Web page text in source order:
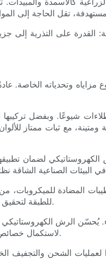
على التذرية إلى
مزاياه وتحدياته
شيوعًا. وبفضل
مع ثبات ممتاز
لضمان
المضادة للميكروبات،
للطبقة لتحقيق الأداء الأمثل. ويضمن الرش الكهروستاتيكي التصاق الطلاءات بقوة وانتظام، مما يزيد من خصائصها الوقائية أو الوظيفية.
يُحسّن الرش
لاستكمال خصائص الطلاء. يضمن اختيار نوع الطلاء المناسب للتقنية الكهروستاتيكية الحصول على أفضل النتائج من حيث المظهر والمتانة.
لعمليات الشحن